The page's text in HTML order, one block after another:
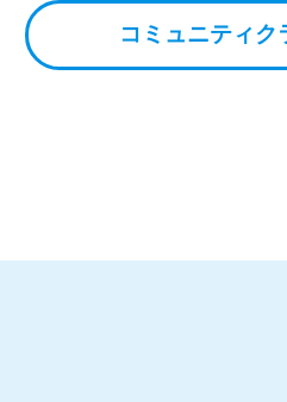
コミュニティク